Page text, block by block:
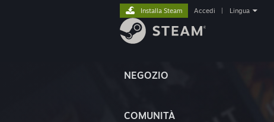
NEGOZIO
COMUNITÀ
Installa Steam Accedi Lingua